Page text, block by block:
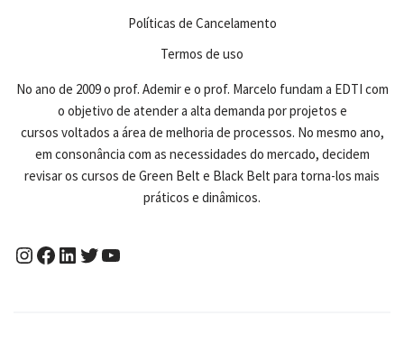
Políticas de Cancelamento
Termos de uso
No ano de 2009 o prof. Ademir e o prof. Marcelo fundam a EDTI com
o objetivo de atender a alta demanda por projetos e
cursos voltados a área de melhoria de processos. No mesmo ano,
em consonância com as necessidades do mercado, decidem
revisar os cursos de Green Belt e Black Belt para torna-los mais
práticos e dinâmicos.